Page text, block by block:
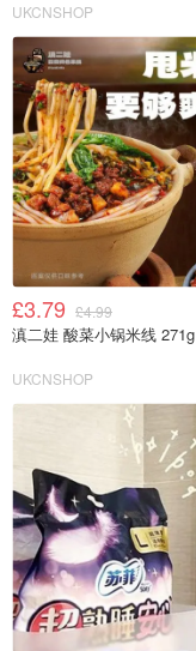
UKCNSHOP
£3.79 £4.99
滇二娃 酸菜小锅米线 271g
UKCNSHOP